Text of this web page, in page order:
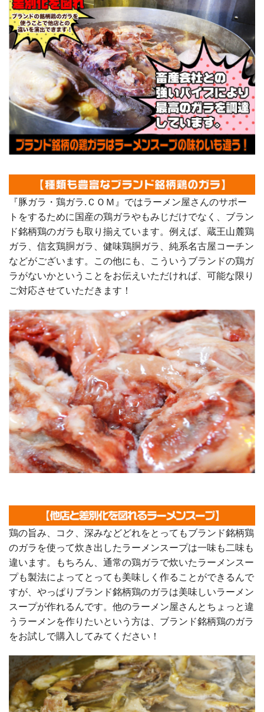
『豚ガラ・鶏ガラ.ＣＯＭ』ではラーメン屋さんのサポー
トをするために国産の鶏ガラやもみじだけでなく、ブラン
ド銘柄鶏のガラも取り揃えています。例えば、蔵王山麓鶏
ガラ、信玄鶏胴ガラ、健味鶏胴ガラ、純系名古屋コーチン
などがございます。この他にも、こういうブランドの鶏ガ
ラがないかということをお伝えいただければ、可能な限り
ご対応させていただきます！
鶏の旨み、コク、深みなどどれをとってもブランド銘柄鶏
のガラを使って炊き出したラーメンスープは一味も二味も
違います。もちろん、通常の鶏ガラで炊いたラーメンスー
プも製法によってとっても美味しく作ることができるんで
すが、やっぱりブランド銘柄鶏のガラは美味しいラーメン
スープが作れるんです。他のラーメン屋さんとちょっと違
うラーメンを作りたいという方は、ブランド銘柄鶏のガラ
をお試しで購入してみてください！